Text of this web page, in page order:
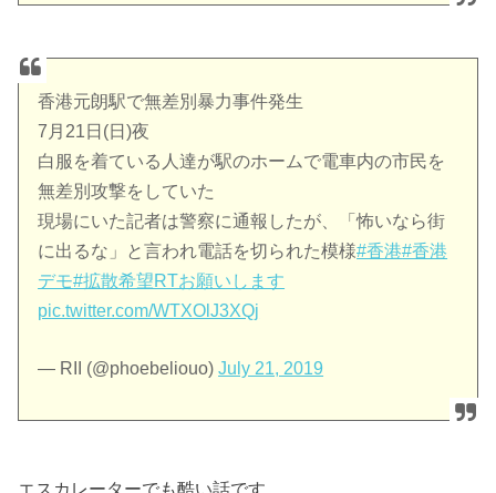
香港元朗駅で無差別暴力事件発生
7月21日(日)夜
白服を着ている人達が駅のホームで電車内の市民を
無差別攻撃をしていた
現場にいた記者は警察に通報したが、「怖いなら街
に出るな」と言われ電話を切られた模様#香港#香港
デモ#拡散希望RTお願いします
pic.twitter.com/WTXOlJ3XQj
— RII (@phoebeliouo)July 21, 2019
エスカレーターでも酷い話です。